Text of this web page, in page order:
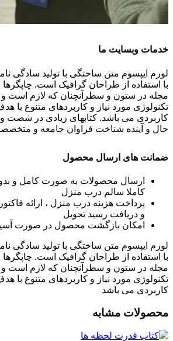
خدمات وبسایت ما
لورم ایپسوم متن ساختگی با تولید سادگی
با استفاده از طراحان گرافیک است. چاپگرها
مجله در ستون و سطرآنچنان که لازم است
تکنولوژی مورد نیاز و کاربردهای متنوع با
کاربردی می باشد. کتابهای زیادی در شصت
حال و آینده شناخت فراوان جامعه و
ضمانت های ارسال محصول
ارسال محصولات به صورت کامل و
کاملا سالم درب منزل
پرداخت هزینه درب منزل ، ارائه
و دریافت رسید تحویل
امکان بازگشت محصول در صورت
لورم ایپسوم متن ساختگی با تولید سادگی
با استفاده از طراحان گرافیک است. چاپگرها
مجله در ستون و سطرآنچنان که لازم است
تکنولوژی مورد نیاز و کاربردهای متنوع با
کاربردی می باشد
محصولات مشابه